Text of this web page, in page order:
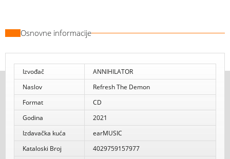
Osnovne informacije
Izvođač
ANNIHILATOR
Naslov
Refresh The Demon
Format
CD
Godina
2021
Izdavačka kuća
earMUSIC
Kataloski Broj
4029759157977